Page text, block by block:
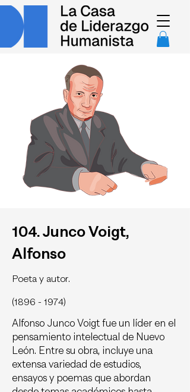
104. Junco Voigt,
Alfonso
Poeta y autor.
(1896 - 1974)
Alfonso Junco Voigt fue un líder en el
pensamiento intelectual de Nuevo
León. Entre su obra, incluye una
extensa variedad de estudios,
ensayos y poemas que abordan